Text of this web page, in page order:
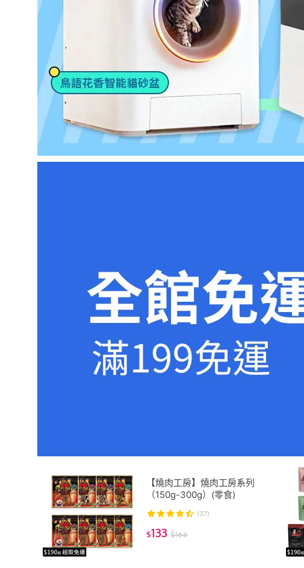
【燒肉工房】燒肉工房系列
（150g-300g）(零食)
(37)
$133 $166